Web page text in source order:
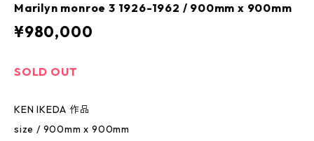
Marilyn monroe 3 1926-1962 / 900mm x 900mm
¥980,000
SOLD OUT
KEN IKEDA 作品
size / 900mm x 900mm